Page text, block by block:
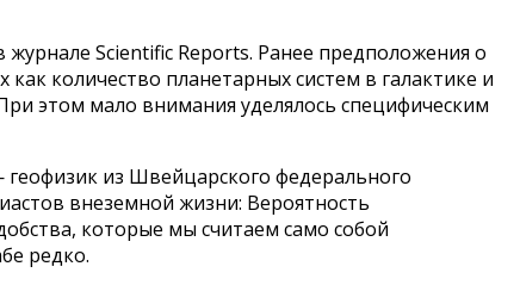
Scientific Reports. Ранее предположения о
количество планетарных систем в галактике и
этом мало внимания уделялось специфическим
из Швейцарского федерального
внеземной жизни: Вероятность
которые мы считаем само собой
редко.